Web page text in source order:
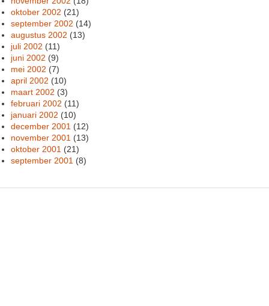
oktober 2002 (21)
september 2002 (14)
augustus 2002 (13)
juli 2002 (11)
juni 2002 (9)
mei 2002 (7)
april 2002 (10)
maart 2002 (3)
februari 2002 (11)
januari 2002 (10)
december 2001 (12)
november 2001 (13)
oktober 2001 (21)
september 2001 (8)